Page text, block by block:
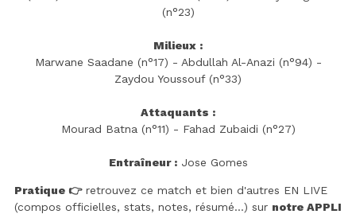
(n°23)
Milieux :
Marwane Saadane (n°17) - Abdullah Al-Anazi (n°94) -
Zaydou Youssouf (n°33)
Attaquants :
Mourad Batna (n°11) - Fahad Zubaidi (n°27)
Entraîneur :Jose Gomes
Pratique 👉retrouvez ce match et bien d'autres EN LIVE
(compos officielles, stats, notes, résumé...) sur notre APPLI